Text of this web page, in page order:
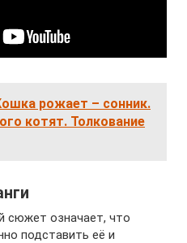
рожает – сонник.
котят. Толкование
означает, что
подставить её и